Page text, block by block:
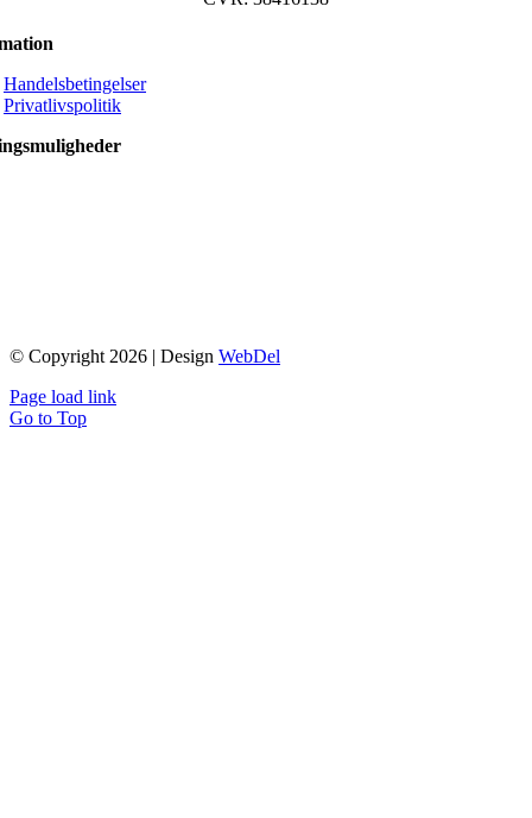
Handelsbetingelser
Privatlivspolitik
© Copyright 2026 | Design WebDel
Page load link
Go to Top